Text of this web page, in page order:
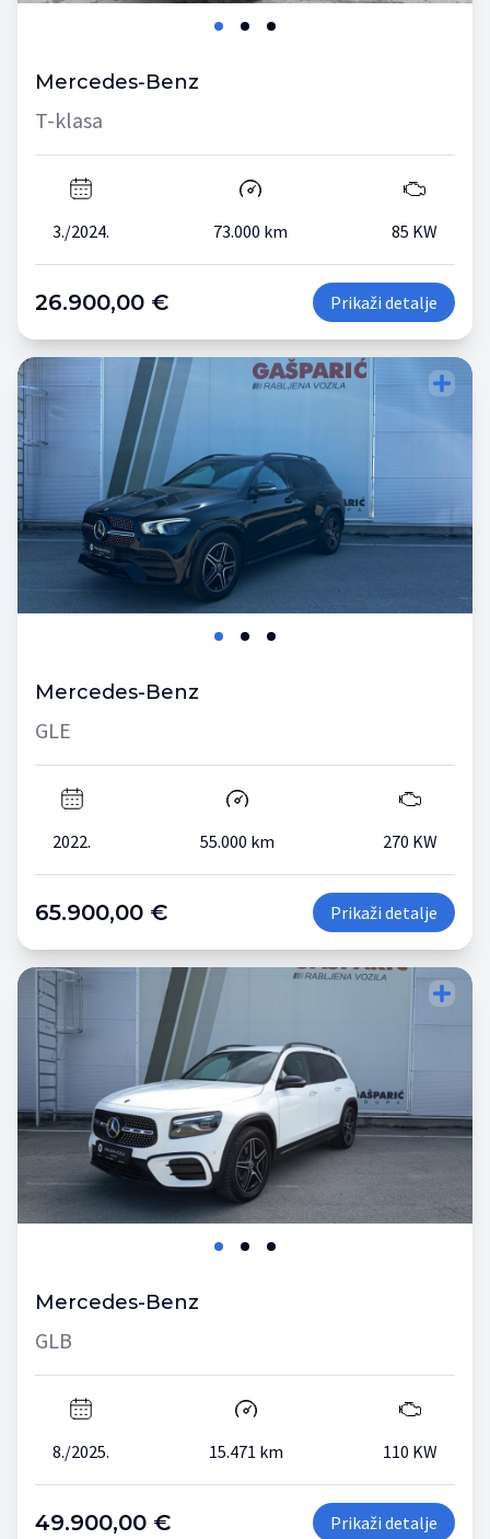
Mercedes-Benz
T-klasa
3./2024. 73.000 km 85 KW
26.900,00 € Prikaži detalje
Mercedes-Benz
GLE
2022. 55.000 km 270 KW
65.900,00 € Prikaži detalje
Mercedes-Benz
GLB
8./2025. 15.471 km 110 KW
49.900,00 € Prikaži detalje